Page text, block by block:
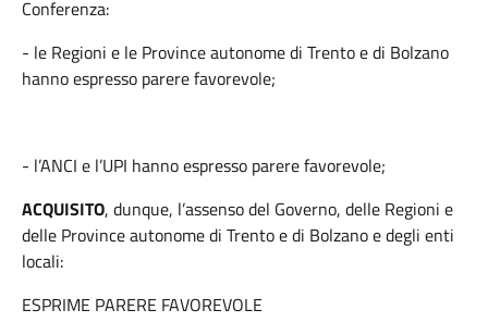
Conferenza:
- le Regioni e le Province autonome di Trento e di Bolzano
hanno espresso parere favorevole;
- l’ANCI e l’UPI hanno espresso parere favorevole;
ACQUISITO, dunque, l’assenso del Governo, delle Regioni e
delle Province autonome di Trento e di Bolzano e degli enti
locali:
ESPRIME PARERE FAVOREVOLE